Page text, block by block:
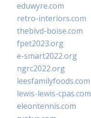
eduwyre.com
retro-interiors.com
theblvd-boise.com
fpet2023.org
e-smart2022.org
ngrc2022.org
leesfamilyfoods.com
lewis-lewis-cpas.com
eleontennis.com